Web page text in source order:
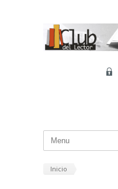
Inicio